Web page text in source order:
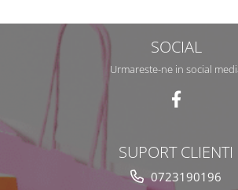
SOCIAL
Urmareste-ne in social
SUPORT CLIENTI
0723190196